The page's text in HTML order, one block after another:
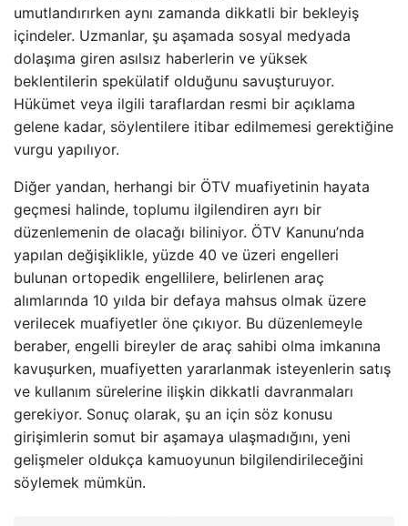
umutlandırırken aynı zamanda dikkatli bir bekleyiş
içindeler. Uzmanlar, şu aşamada sosyal medyada
dolaşıma giren asılsız haberlerin ve yüksek
beklentilerin spekülatif olduğunu savuşturuyor.
Hükümet veya ilgili taraflardan resmi bir açıklama
gelene kadar, söylentilere itibar edilmemesi gerektiğine
vurgu yapılıyor.
Diğer yandan, herhangi bir ÖTV muafiyetinin hayata
geçmesi halinde, toplumu ilgilendiren ayrı bir
düzenlemenin de olacağı biliniyor. ÖTV Kanunu’nda
yapılan değişiklikle, yüzde 40 ve üzeri engelleri
bulunan ortopedik engellilere, belirlenen araç
alımlarında 10 yılda bir defaya mahsus olmak üzere
verilecek muafiyetler öne çıkıyor. Bu düzenlemeyle
beraber, engelli bireyler de araç sahibi olma imkanına
kavuşurken, muafiyetten yararlanmak isteyenlerin satış
ve kullanım sürelerine ilişkin dikkatli davranmaları
gerekiyor. Sonuç olarak, şu an için söz konusu
girişimlerin somut bir aşamaya ulaşmadığını, yeni
gelişmeler oldukça kamuoyunun bilgilendirileceğini
söylemek mümkün.